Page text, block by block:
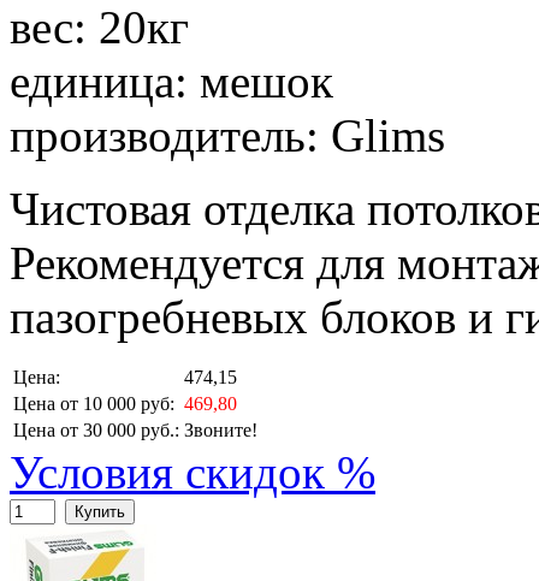
вес: 20кг
единица: мешок
производитель: Glims
Чистовая отделка
Рекомендуется для
пазогребневых блоков и
Цена:
474,15
Цена от 10 000 руб: 469,80
Цена от 30 000 руб.: Звоните!
Условия скидок %
Купить